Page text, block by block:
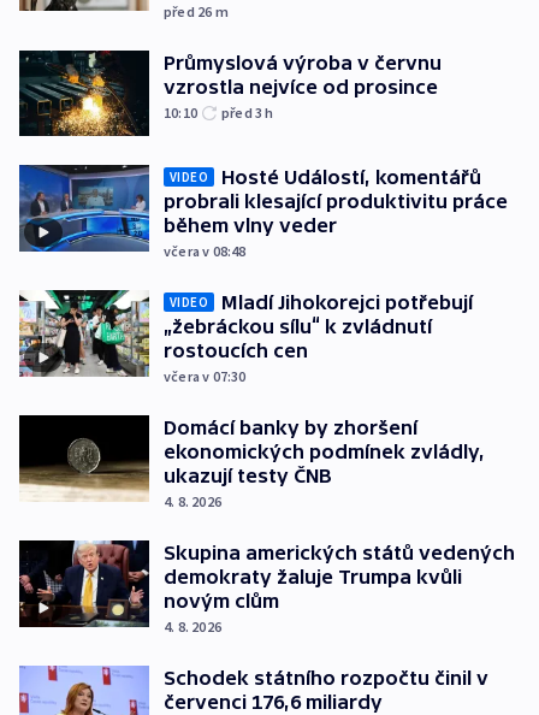
před 26 m
Průmyslová výroba v červnu
vzrostla nejvíce od prosince
10:10 před 3h
VIDEO
Hosté Událostí, komentářů
probrali klesající produktivitu práce
během vlny veder
včera v 08:48
VIDEO
Mladí Jihokorejci potřebují
„žebráckou sílu“ k zvládnutí
rostoucích cen
včera v 07:30
Domácí banky by zhoršení
ekonomických podmínek zvládly,
ukazují testy ČNB
4. 8. 2026
Skupina amerických států vedených
demokraty žaluje Trumpa kvůli
novým clům
4. 8. 2026
Schodek státního rozpočtu činil v
červenci 176,6 miliardy